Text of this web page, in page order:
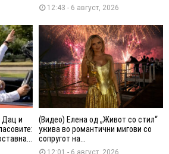
12:43 - 6 август, 2026
Дац и
(Видео) Елена од „Живот со стил“
ужива во романтични мигови со
сопругот на...
12:01 - 6 август, 2026